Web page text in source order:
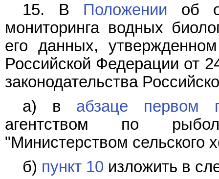
15. В Положении об
мониторинга водных
его данных,
Российской Федерации от
законодательства
а) в абзаце первом
агентством по
"Министерством сельского
б) пункт 10 изложить в